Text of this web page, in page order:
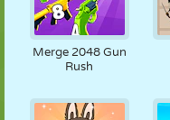
Merge 2048 Gun
Rush